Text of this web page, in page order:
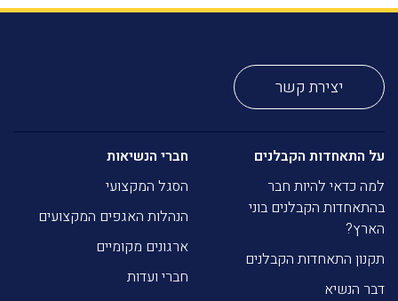
יצירת קשר
על התאחדות הקבלנים
למה כדאי להיות חבר
בהתאחדות הקבלנים בוני
הארץ?
תקנון התאחדות הקבלנים
דבר הנשיא
חברי הנשיאות
הסגל המקצועי
הנהלות האגפים המקצועים
ארגונים מקומיים
חברי ועדות